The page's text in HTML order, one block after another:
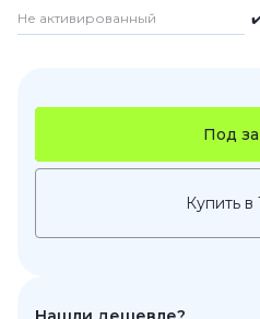
Не активированный
Под
Купить в